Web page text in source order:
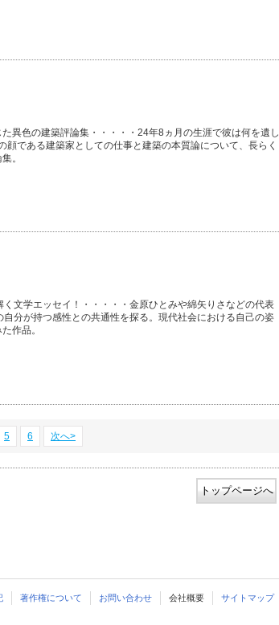
異色の建築評論集・・・・・24年8ヵ月の生涯で彼は何を遺し
である建築家としての仕事と建築の本質論について、長らく
。
文学エッセイ！・・・・・金原ひとみや綿矢りさなどの代表
分が持つ感性との共通性を探る。現代社会における自己の姿
作品。
5 6 次へ>
トップページへ
著作権について お問い合わせ 会社概要 サイトマップ